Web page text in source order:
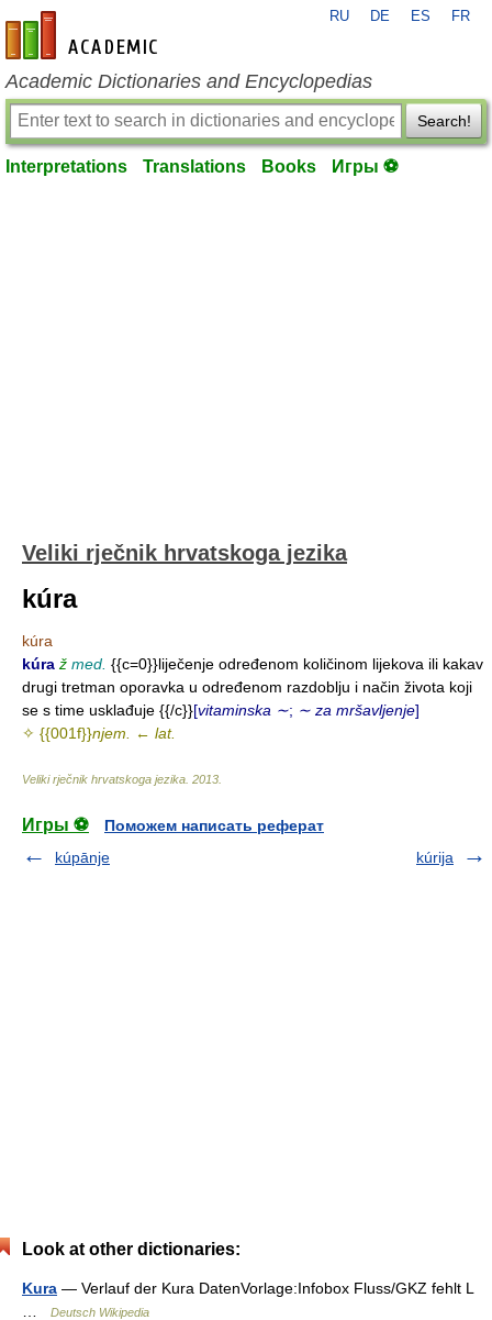
en-academic.com
RU DE ES FR
Academic Dictionaries and Encyclopedias
Search!
Interpretations Translations Books Игры ⚽
Veliki rječnik hrvatskoga jezika
kúra
kúra
kúra ž med. {{c=0}}liječenje određenom količinom lijekova ili kakav
drugi tretman oporavka u određenom razdoblju i način života koji
se s time usklađuje {{/c}}[vitaminska ∼; ∼ za mršavljenje]
✧ {{001f}}njem. ← lat.
Veliki rječnik hrvatskoga jezika 2013
Игры ⚽
Поможем написать реферат
kúpānje
kúrija
Look at other dictionaries:
Kura — Verlauf der Kura DatenVorlage:Infobox Fluss/GKZ fehlt L
Deutsch Wikipedia